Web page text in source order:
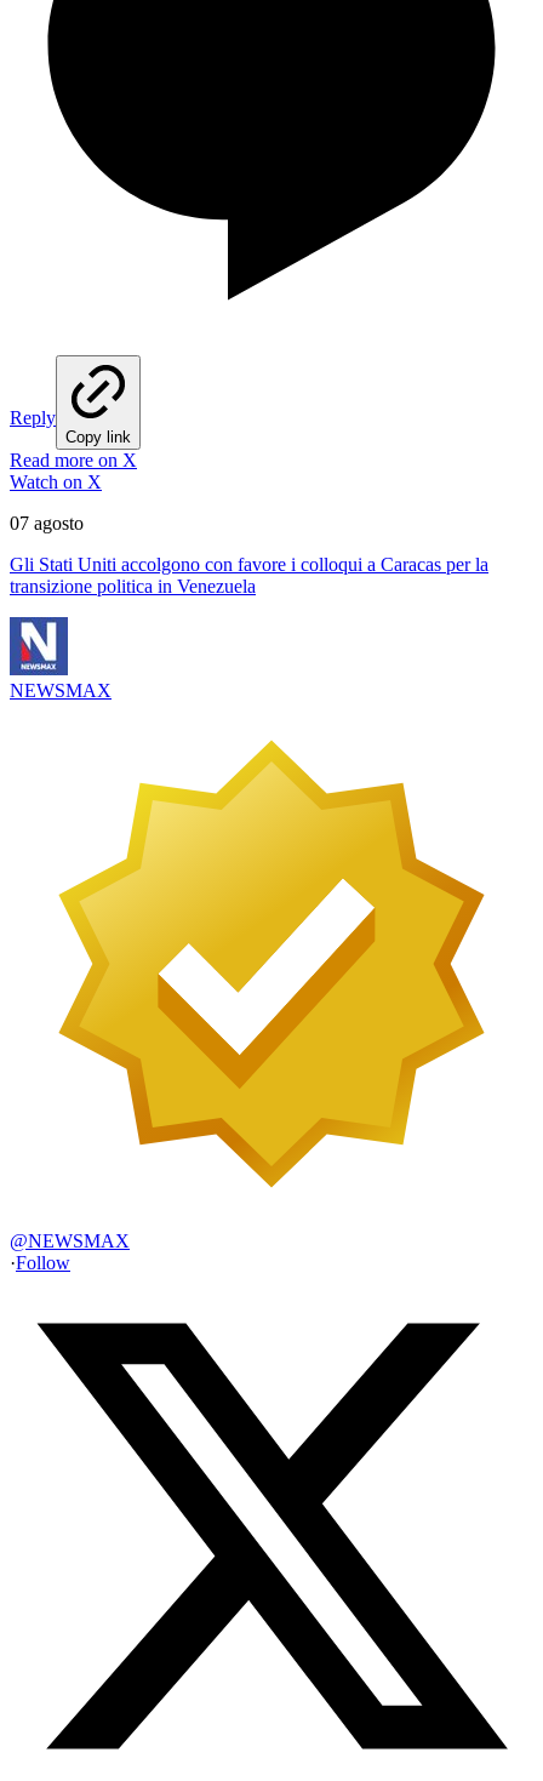
Reply
Copy link
Read more on X
Watch on X
07 agosto
Gli Stati Uniti accolgono con favore i colloqui a Caracas per la
transizione politica in Venezuela
NEWSMAX
@NEWSMAX
·Follow